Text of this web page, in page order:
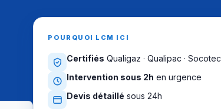
POURQUOI LCM ICI
Certifiés Qualigaz · Qualipac · Socotec
Intervention sous 2h en urgence
Devis détaillé sous 24h